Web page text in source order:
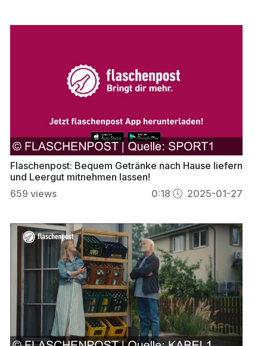
Flaschenpost: Bequem Getränke nach Hause liefern
und Leergut mitnehmen lassen!
659 views 0:18 2025-01-27